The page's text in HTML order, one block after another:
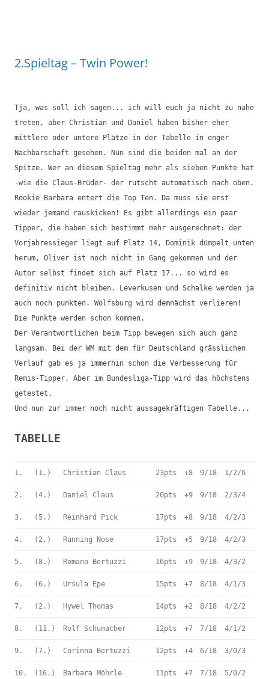
2.Spieltag – Twin Power!
Tja, was soll ich sagen... ich will euch ja nicht zu nahe
treten, aber Christian und Daniel haben bisher eher
mittlere oder untere Plätze in der Tabelle in enger
Nachbarschaft gesehen. Nun sind die beiden mal an der
Spitze. Wer an diesem Spieltag mehr als sieben Punkte hat
-wie die Claus-Brüder- der rutscht automatisch nach oben.
Rookie Barbara entert die Top Ten. Da muss sie erst
wieder jemand rauskicken! Es gibt allerdings ein paar
Tipper, die haben sich bestimmt mehr ausgerechnet: der
Vorjahressieger liegt auf Platz 14, Dominik dümpelt unten
herum, Oliver ist noch nicht in Gang gekommen und der
Autor selbst findet sich auf Platz 17... so wird es
definitiv nicht bleiben. Leverkusen und Schalke werden ja
auch noch punkten. Wolfsburg wird demnächst verlieren!
Die Punkte werden schon kommen.
Der Verantwortlichen beim Tipp bewegen sich auch ganz
langsam. Bei der WM mit dem für Deutschland grässlichen
Verlauf gab es ja immerhin schon die Verbesserung für
Remis-Tipper. Aber im Bundesliga-Tipp wird das höchstens
getestet.
Und nun zur immer noch nicht aussagekräftigen Tabelle...
TABELLE
1. (1.) Christian Claus 23pts +8 9/18 1/2/6
2. (4.) Daniel Claus 20pts +9 9/18 2/3/4
3. (5.) Reinhard Pick 17pts +8 9/18 4/2/3
4. (2.) Running Nose 17pts +5 9/18 4/2/3
5. (8.) Romano Bertuzzi 16pts +9 9/18 4/3/2
6. (6.) Ursula Epe 15pts +7 8/18 4/1/3
7. (2.) Hywel Thomas 14pts +2 8/18 4/2/2
8. (11.) Rolf Schumacher 12pts +7 7/18 4/1/2
9. (7.) Corinna Bertuzzi 12pts +4 6/18 3/0/3
10. (16.) Barbara Möhrle 11pts +7 7/18 5/0/2